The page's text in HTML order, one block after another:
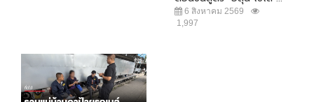
6 สิงหาคม 2569
1,997